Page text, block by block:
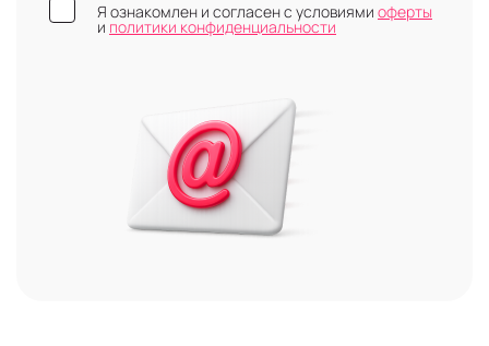
Я ознакомлен и согласен с условиями оферты
и политики конфиденциальности